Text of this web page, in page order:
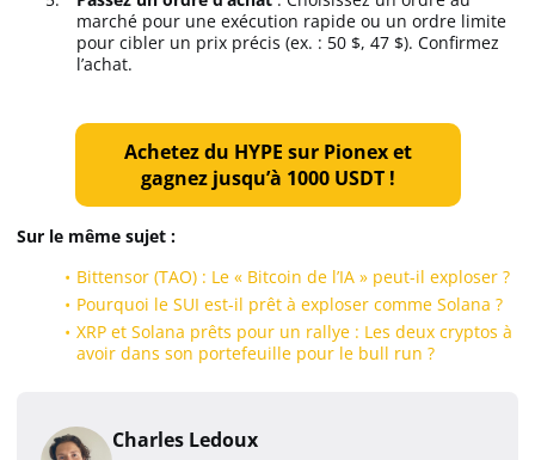
marché pour une exécution rapide ou un ordre limite
pour cibler un prix précis (ex. : 50 $, 47 $). Confirmez
l’achat.
Achetez du HYPE sur Pionex et
gagnez jusqu’à 1000 USDT !
Sur le même sujet :
Bittensor (TAO) : Le « Bitcoin de l’IA » peut-il exploser ?
Pourquoi le SUI est-il prêt à exploser comme Solana ?
XRP et Solana prêts pour un rallye : Les deux cryptos à
avoir dans son portefeuille pour le bull run ?
Charles Ledoux